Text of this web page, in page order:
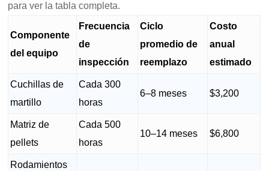
para ver la tabla completa.
Componente
del equipo
Frecuencia
de
inspección
Ciclo
promedio de
reemplazo
Costo
anual
estimado
Cuchillas de
martillo
Cada 300
horas
6–8 meses $3,200
Matriz de
pellets
Cada 500
horas
10–14 meses $6,800
Rodamientos